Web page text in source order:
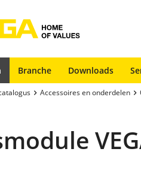
Branche Downloads
Accessoires en onderdelen